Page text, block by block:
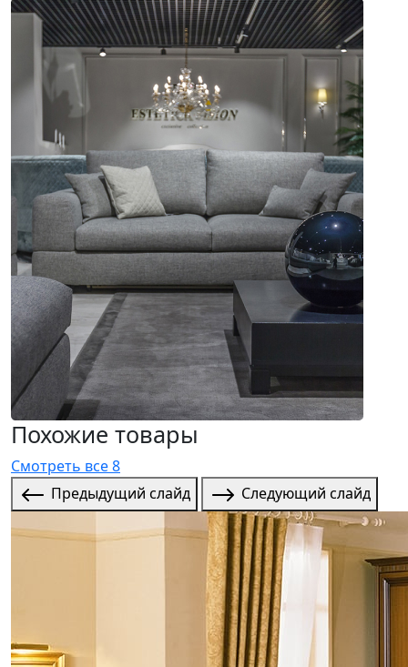
Похожие товары
Смотреть все 8
Предыдущий слайд
Следующий слайд